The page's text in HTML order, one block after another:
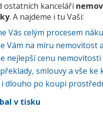
ostatních kanceláří
. A najdeme i tu Vaši:
Vás celým procesem
Vám na míru nemovitost
nejlepší cenu nemovitosti
smlouvy a vše ke
i dlouho po koupi
v tisku